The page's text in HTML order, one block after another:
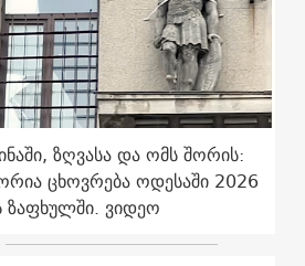
ზღვასა და ომს შორის:
ცხოვრება ოდესაში 2026
ზაფხულში. ვიდეო